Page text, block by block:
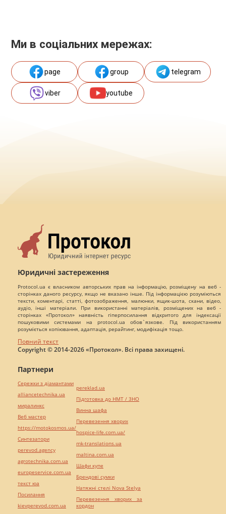
Ми в соціальних мережах:
page group telegram
viber youtube
Юридичні застереження
Protocol.ua є власником авторських прав на інформацію, розміщену на веб -
сторінках даного ресурсу, якщо не вказано інше. Під інформацією розуміються
тексти, коментарі, статті, фотозображення, малюнки, ящик-шота, скани, відео,
аудіо, інші матеріали. При використанні матеріалів, розміщених на веб -
сторінках «Протокол» наявність гіперпосилання відкритого для індексації
пошуковими системами на protocol.ua обов`язкове. Під використанням
розуміється копіювання, адаптація, рерайтинг, модифікація тощо.
Повний текст
Copyright © 2014-2026 «Протокол». Всі права захищені.
Партнери
Сережки з діамантами
alliancetechnika.ua
миралинкс
Веб мастер
https://motokosmos.ua/
Синтезатори
perevod.agency
agrotechnika.com.ua
europeservice.com.ua
текст юа
Посилання
kievperevod.com.ua
pereklad.ua
Підготовка до НМТ / ЗНО
Винна шафа
Перевезення хворих
hospice-life.com.ua/
mk-translations.ua
maltina.com.ua
Шафи купе
Брендові сумки
Натяжні стелі Nova Stelya
Перевезення хворих за
кордон